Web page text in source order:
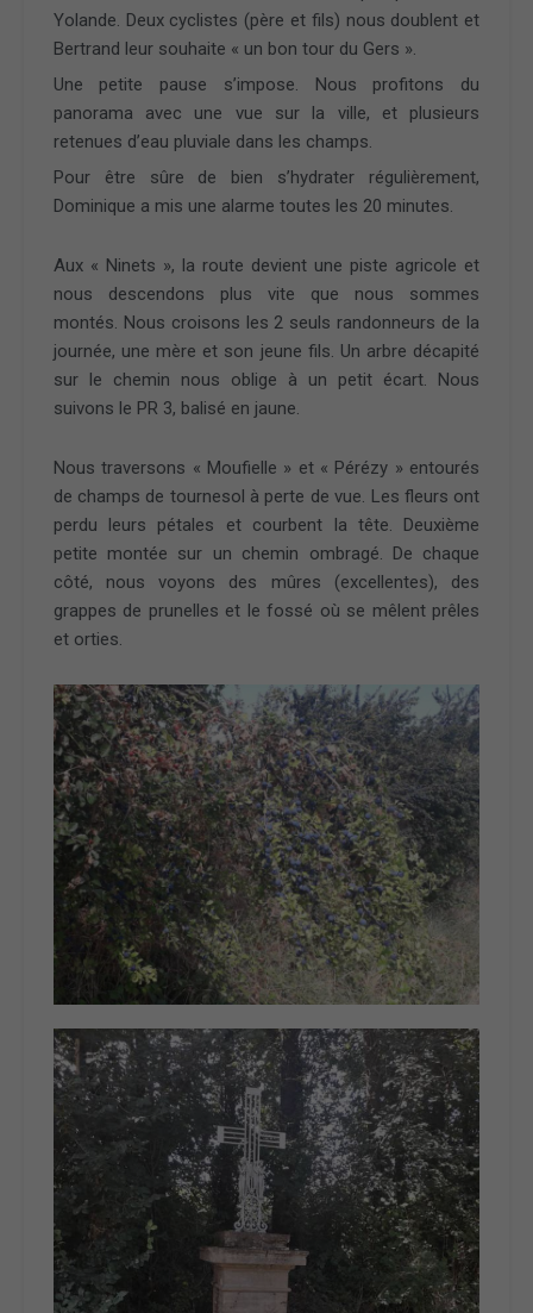
Yolande. Deux cyclistes (père et fils) nous doublent et
Bertrand leur souhaite « un bon tour du Gers ».
Une petite pause s’impose. Nous profitons du
panorama avec une vue sur la ville, et plusieurs
retenues d’eau pluviale dans les champs.
Pour être sûre de bien s’hydrater régulièrement,
Dominique a mis une alarme toutes les 20 minutes.
Aux « Ninets », la route devient une piste agricole et
nous descendons plus vite que nous sommes
montés. Nous croisons les 2 seuls randonneurs de la
journée, une mère et son jeune fils. Un arbre décapité
sur le chemin nous oblige à un petit écart. Nous
suivons le PR 3, balisé en jaune.
Nous traversons « Moufielle » et « Pérézy » entourés
de champs de tournesol à perte de vue. Les fleurs ont
perdu leurs pétales et courbent la tête. Deuxième
petite montée sur un chemin ombragé. De chaque
côté, nous voyons des mûres (excellentes), des
grappes de prunelles et le fossé où se mêlent prêles
et orties.